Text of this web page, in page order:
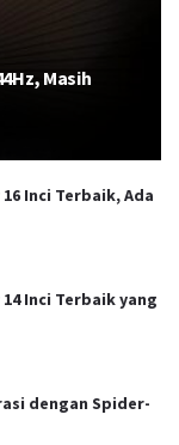
Masih
Inci Terbaik, Ada
Inci Terbaik yang
dengan Spider-